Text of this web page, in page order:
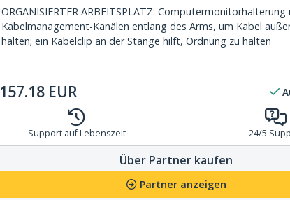
ORGANISIERTER ARBEITSPLATZ:
Kabelmanagement-Kanälen entlang des Arms, um Kabel
halten; ein Kabelclip an der Stange hilft, Ordnung zu halten
157.18 EUR
Support auf Lebenszeit 24/5
Über Partner kaufen
Partner anzeigen